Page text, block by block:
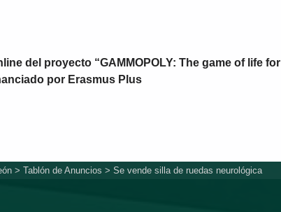
del proyecto “GAMMOPOLY: The game of life for
por Erasmus Plus
> Tablón de Anuncios > Se vende silla de ruedas neurológica